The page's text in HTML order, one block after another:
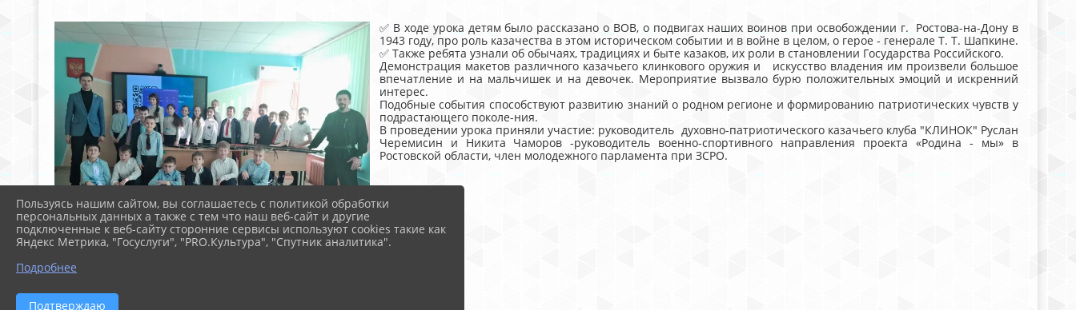
✅ В ходе урока детям было рассказано о ВОВ, о подвигах наших воинов при освобождении г. Ростова-на-Дону в
1943 году, про роль казачества в этом историческом событии и в войне в целом, о герое - генерале Т. Т. Шапкине.
✅ Также ребята узнали об обычаях, традициях и быте казаков, их роли в становлении Государства Российского.
Демонстрация макетов различного казачьего клинкового оружия и искусство владения им произвели большое
впечатление и на мальчишек и на девочек. Мероприятие вызвало бурю положительных эмоций и искренний
интерес.
Подобные события способствуют развитию знаний о родном регионе и формированию патриотических чувств у
подрастающего поколе-ния.
В проведении урока приняли участие: руководитель духовно-патриотического казачьего клуба "КЛИНОК" Руслан
Черемисин и Никита Чаморов -руководитель военно-спортивного направления проекта «Родина - мы» в
Ростовской области, член молодежного парламента при ЗСРО.
Пользуясь нашим сайтом, вы соглашаетесь с политикой обработки
персональных данных а также с тем что наш веб-сайт и другие
подключенные к веб-сайту сторонние сервисы используют cookies такие как
Яндекс Метрика, "Госуслуги", "PRO.Культура", "Спутник аналитика".
Подробнее
Подтверждаю